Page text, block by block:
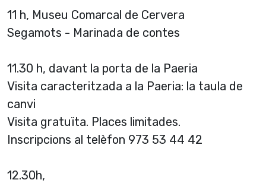
11 h, Museu Comarcal de Cervera
Segamots - Marinada de contes
11.30 h, davant la porta de la Paeria
Visita caracteritzada a la Paeria: la taula de
canvi
Visita gratuïta. Places limitades.
Inscripcions al telèfon 973 53 44 42
12.30h,